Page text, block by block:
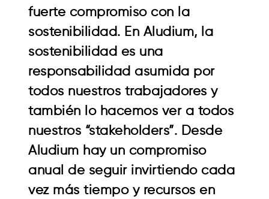
fuerte compromiso con la
sostenibilidad. En Aludium, la
sostenibilidad es una
responsabilidad asumida por
todos nuestros trabajadores y
también lo hacemos ver a todos
nuestros “stakeholders”. Desde
Aludium hay un compromiso
anual de seguir invirtiendo cada
vez más tiempo y recursos en